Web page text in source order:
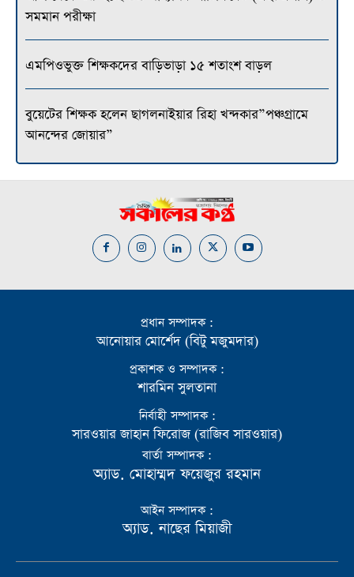
সমমান পরীক্ষা
এমপিওভুক্ত শিক্ষকদের বাড়িভাড়া ১৫ শতাংশ বাড়ল
বুয়েটের শিক্ষক হলেন ছাগলনাইয়ার রিহা খন্দকার”পঞ্চগ্রামে
আনন্দের জোয়ার”
প্রধান সম্পাদক :
আনোয়ার মোর্শেদ (বিটু মজুমদার)
প্রকাশক ও সম্পাদক :
শারমিন সুলতানা
নির্বাহী সম্পাদক :
সারওয়ার জাহান ফিরোজ (রাজিব সারওয়ার)
বার্তা সম্পাদক :
অ্যাড. মোহাম্মদ ফয়েজুর রহমান
আইন সম্পাদক :
অ্যাড. নাছের মিয়াজী